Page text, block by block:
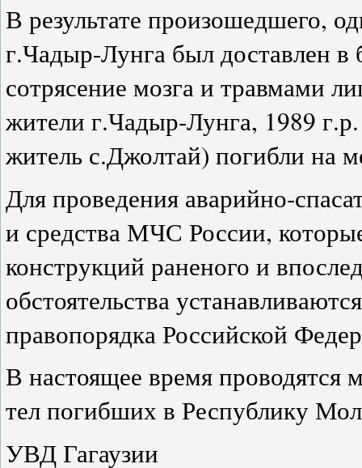
В результате произошедшего,
г.Чадыр-Лунга был доставлен в
сотрясение мозга и травмами
жители г.Чадыр-Лунга, 1989
житель с.Джолтай) погибли на
Для проведения аварийно-
и средства МЧС России,
конструкций раненого и
обстоятельства
правопорядка Российской
В настоящее время проводятся
тел погибших в Республику
УВД Гагаузии